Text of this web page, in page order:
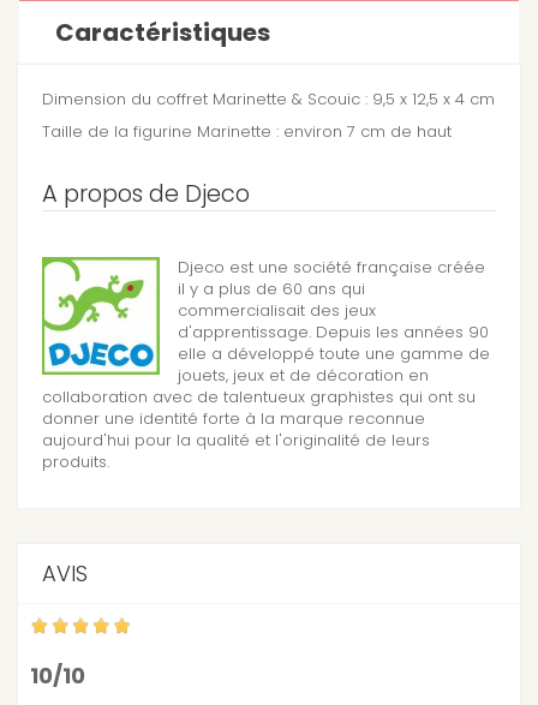
Caractéristiques
Dimension du coffret Marinette & Scouic : 9,5 x 12,5 x 4 cm
Taille de la figurine Marinette : environ 7 cm de haut
A propos de Djeco
Djeco est une société française créée
il y a plus de 60 ans qui
commercialisait des jeux
d'apprentissage. Depuis les années 90
elle a développé toute une gamme de
jouets, jeux et de décoration en
collaboration avec de talentueux graphistes qui ont su
donner une identité forte à la marque reconnue
aujourd'hui pour la qualité et l'originalité de leurs
produits.
AVIS
10/10